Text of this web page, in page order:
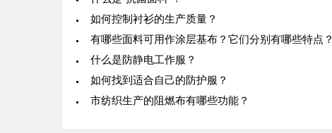
如何控制衬衫的生产质量？
有哪些面料可用作涂层基布？它们分别有哪些特点？
什么是防静电工作服？
如何找到适合自己的防护服？
市纺织生产的阻燃布有哪些功能？